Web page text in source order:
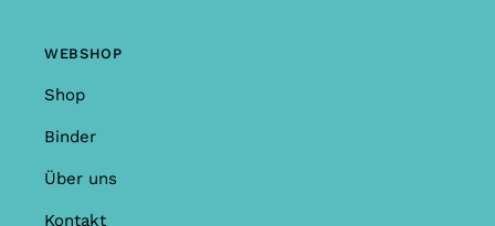
WEBSHOP
Shop
Binder
Über uns
Kontakt